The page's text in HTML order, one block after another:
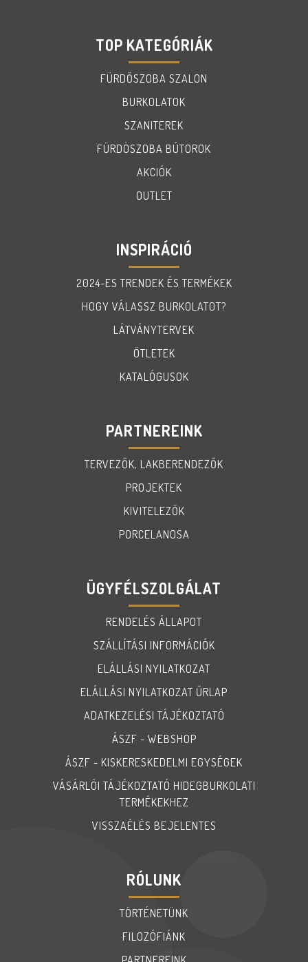
TOP KATEGÓRIÁK
FÜRDŐSZOBA SZALON
BURKOLATOK
SZANITEREK
FÜRDÖSZOBA BÚTOROK
AKCIÓK
OUTLET
INSPIRÁCIÓ
2024-ES TRENDEK ÉS TERMÉKEK
HOGY VÁLASSZ BURKOLATOT?
LÁTVÁNYTERVEK
ÖTLETEK
KATALÓGUSOK
PARTNEREINK
TERVEZŐK, LAKBERENDEZŐK
PROJEKTEK
KIVITELEZŐK
PORCELANOSA
ÜGYFÉLSZOLGÁLAT
RENDELÉS ÁLLAPOT
SZÁLLÍTÁSI INFORMÁCIÓK
ELÁLLÁSI NYILATKOZAT
ELÁLLÁSI NYILATKOZAT ŰRLAP
ADATKEZELÉSI TÁJÉKOZTATÓ
ÁSZF - WEBSHOP
ÁSZF - KISKERESKEDELMI EGYSÉGEK
VÁSÁRLÓI TÁJÉKOZTATÓ HIDEGBURKOLATI
TERMÉKEKHEZ
VISSZAÉLÉS BEJELENTES
RÓLUNK
TÖRTÉNETÜNK
FILOZÓFIÁNK